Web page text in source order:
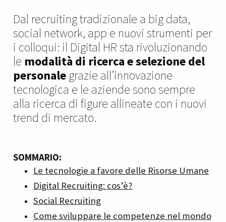
Dal recruiting tradizionale a big data,
social network, app e nuovi strumenti per
i colloqui: il Digital HR sta rivoluzionando
le modalità di ricerca e selezione del
personale grazie all’innovazione
tecnologica e le aziende sono sempre
alla ricerca di figure allineate con i nuovi
trend di mercato.
SOMMARIO:
Le tecnologie a favore delle Risorse Umane
Digital Recruiting: cos’è?
Social Recruiting
Come sviluppare le competenze nel mondo